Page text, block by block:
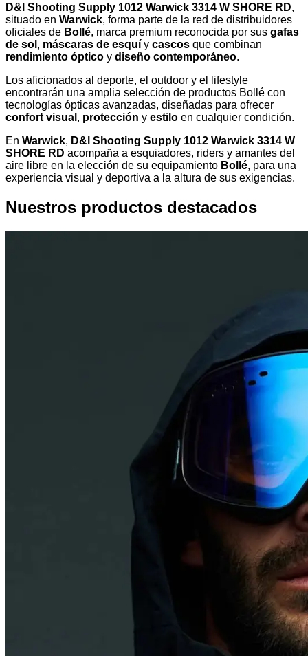
D&l Shooting Supply 1012 Warwick 3314 W SHORE RD,
situado en Warwick, forma parte de la red de distribuidores
oficiales de Bollé, marca premium reconocida por sus gafas
de sol , máscaras de esquí y cascos que combinan
rendimiento óptico y diseño contemporáneo.
Los aficionados al deporte, el outdoor y el lifestyle
encontrarán una amplia selección de productos Bollé con
tecnologías ópticas avanzadas, diseñadas para ofrecer
confort visual , protección y estilo en cualquier condición.
En Warwick, D&l Shooting Supply 1012 Warwick 3314 W
SHORE RD acompaña a esquiadores, riders y amantes del
aire libre en la elección de su equipamiento Bollé, para una
experiencia visual y deportiva a la altura de sus exigencias.
Nuestros productos destacados